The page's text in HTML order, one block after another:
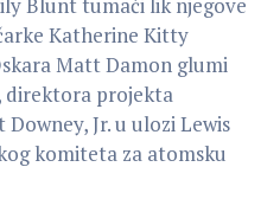
Blunt tumači lik njegove
Katherine Kitty
Matt Damon glumi
direktora projekta
Jr. u ulozi Lewis
komiteta za atomsku